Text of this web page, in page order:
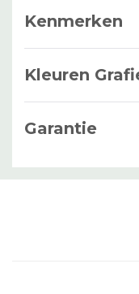
Kenmerken
Kleuren
Garantie